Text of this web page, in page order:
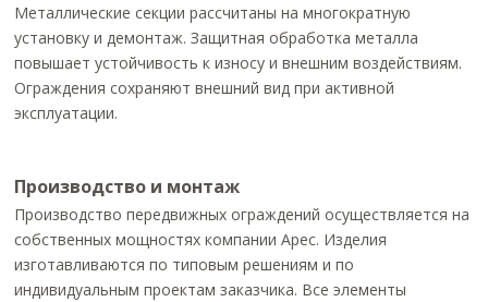
Металлические секции рассчитаны на многократную
установку и демонтаж. Защитная обработка металла
повышает устойчивость к износу и внешним воздействиям.
Ограждения сохраняют внешний вид при активной
эксплуатации.
Производство и монтаж
Производство передвижных ограждений осуществляется на
собственных мощностях компании Арес. Изделия
изготавливаются по типовым решениям и по
индивидуальным проектам заказчика. Все элементы